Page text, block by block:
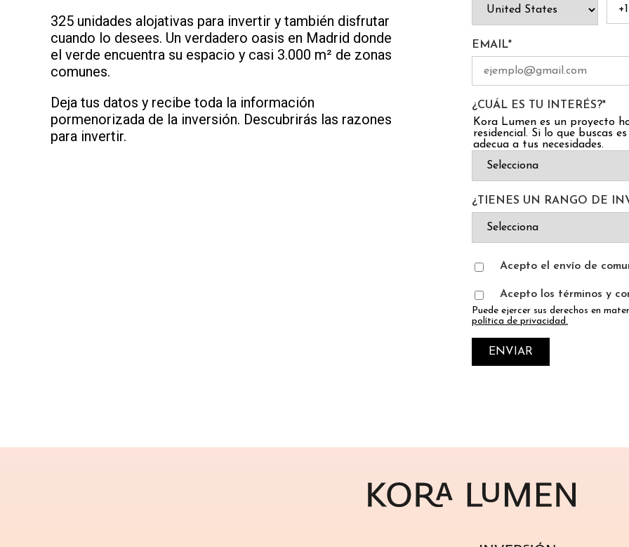
325 unidades alojativas para invertir y también disfrutar
cuando lo desees. Un verdadero oasis en Madrid donde
el verde encuentra su espacio y casi 3.000 m² de zonas
comunes.
Deja tus datos y recibe toda la información
pormenorizada de la inversión. Descubrirás las razones
para invertir.
EMAIL*
¿CUÁL ES TU INTERÉS?*
Kora Lumen es un proyecto
residencial. Si lo que buscas
adecua a tus necesidades.
¿TIENES UN RANGO DE
Acepto el envío de
Acepto los términos y
Puede ejercer sus derechos en
política de privacidad.